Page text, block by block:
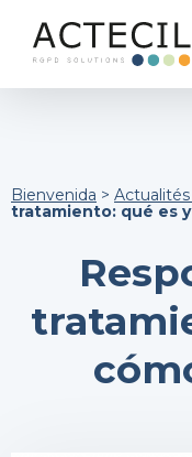
Bienvenida >
tratamiento: qué es